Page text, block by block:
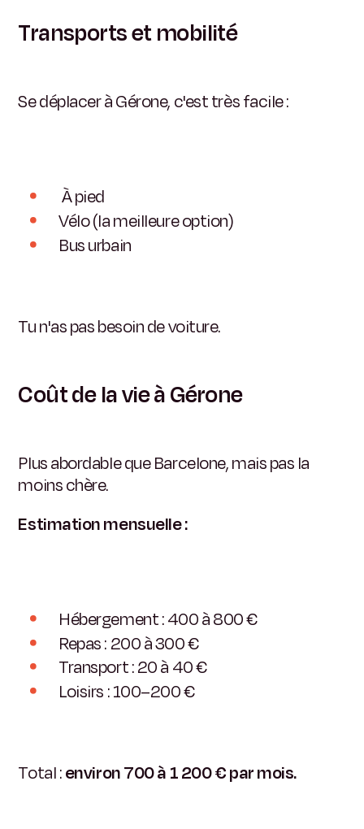
Transports et mobilité
Se déplacer à Gérone, c'est très facile :
À pied
Vélo (la meilleure option)
Bus urbain
Tu n'as pas besoin de voiture.
Coût de la vie à Gérone
Plus abordable que Barcelone, mais pas la
moins chère.
Estimation mensuelle :
Hébergement : 400 à 800 €
Repas : 200 à 300 €
Transport : 20 à 40 €
Loisirs : 100–200 €
Total :environ 700 à 1 200 € par mois.